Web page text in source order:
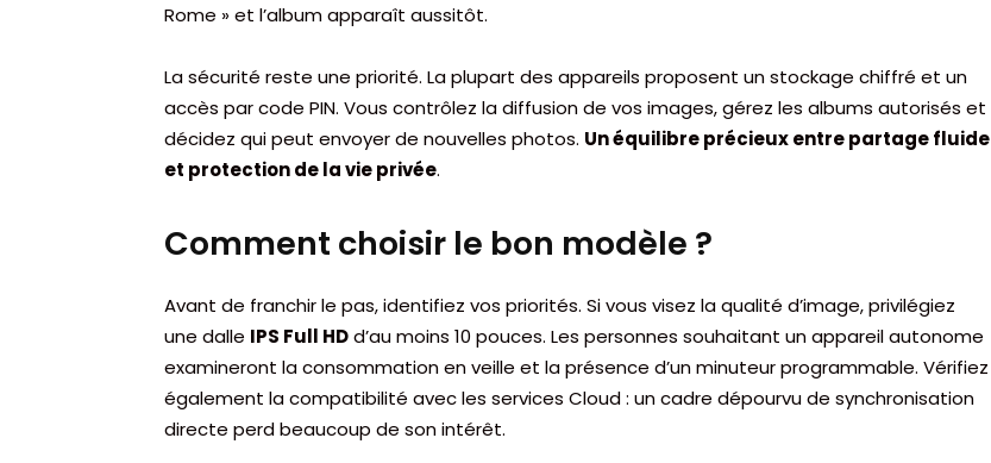
Rome » et l’album apparaît aussitôt.
La sécurité reste une priorité. La plupart des appareils proposent un stockage chiffré et un
accès par code PIN. Vous contrôlez la diffusion de vos images, gérez les albums autorisés et
décidez qui peut envoyer de nouvelles photos. Un équilibre précieux entre partage fluide
et protection de la vie privée.
Comment choisir le bon modèle ?
Avant de franchir le pas, identifiez vos priorités. Si vous visez la qualité d’image, privilégiez
une dalle IPS Full HDd’au moins 10 pouces. Les personnes souhaitant un appareil autonome
examineront la consommation en veille et la présence d’un minuteur programmable. Vérifiez
également la compatibilité avec les services Cloud : un cadre dépourvu de synchronisation
directe perd beaucoup de son intérêt.